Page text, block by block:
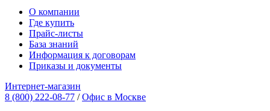
О компании
Где купить
Прайс-листы
База знаний
Информация к договорам
Приказы и документы
Интернет-магазин
8 (800) 222-08-77 / Офис в Москве